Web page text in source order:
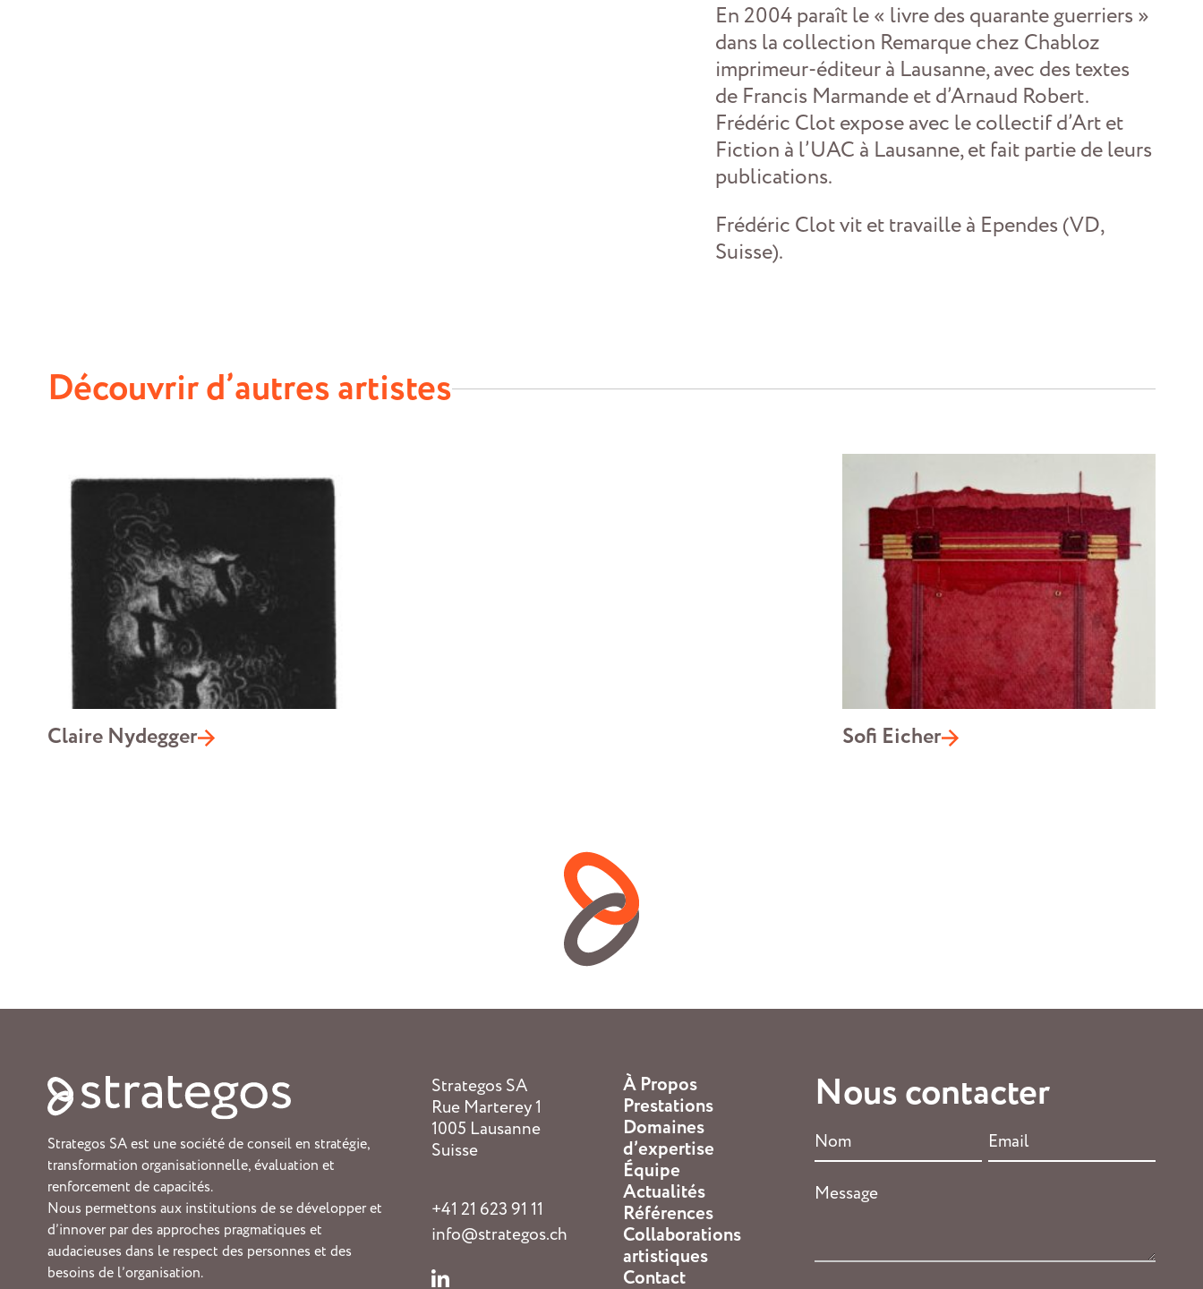
En 2004 paraît le « livre des quarante guerriers »
dans la collection Remarque chez Chabloz
imprimeur-éditeur à Lausanne, avec des textes
de Francis Marmande et d’Arnaud Robert.
Frédéric Clot expose avec le collectif d’Art et
Fiction à l’UAC à Lausanne, et fait partie de leurs
publications.
Frédéric Clot vit et travaille à Ependes (VD,
Suisse).
Découvrir d’autres artistes
Claire Nydegger Sofi Eicher
Strategos SA est une société de conseil en stratégie,
transformation organisationnelle, évaluation et
renforcement de capacités.
Nous permettons aux institutions de se développer et
d’innover par des approches pragmatiques et
audacieuses dans le respect des personnes et des
besoins de l’organisation.
Strategos SA
Rue Marterey 1
1005 Lausanne
Suisse
+41 21 623 91 11
info@strategos.ch
À Propos
Prestations
Domaines
d’expertise
Équipe
Actualités
Références
Collaborations
artistiques
Contact
Nous contacter
Nom Email
Message